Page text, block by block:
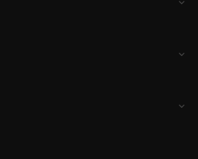


